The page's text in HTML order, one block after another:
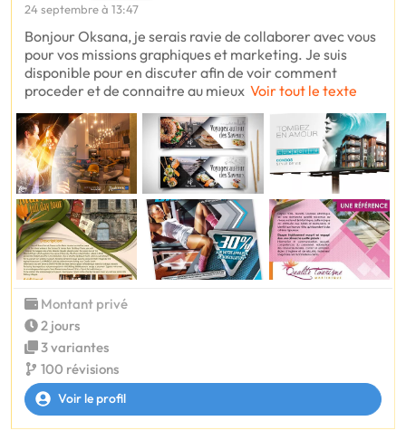
24 septembre à 13:47
Bonjour Oksana, je serais ravie de collaborer avec vous
pour vos missions graphiques et marketing. Je suis
disponible pour en discuter afin de voir comment
proceder et de connaitre au mieux Voir tout le texte
Montant privé
2 jours
3 variantes
100 révisions
Voir le profil